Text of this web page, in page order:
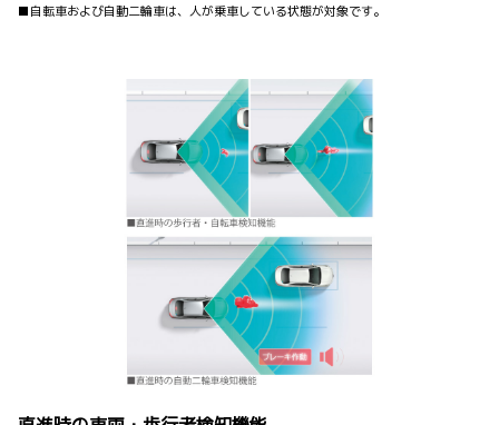
■自転車および自動二輪車は、人が乗車している状態が対象です。